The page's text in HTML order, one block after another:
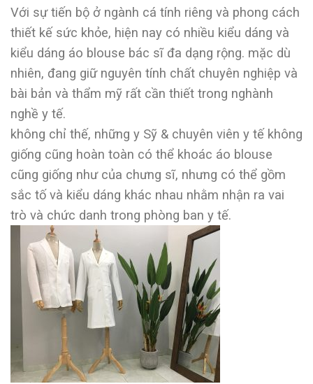
Với sự tiến bộ ở ngành cá tính riêng và phong cách
thiết kế sức khỏe, hiện nay có nhiều kiểu dáng và
kiểu dáng áo blouse bác sĩ đa dạng rộng. mặc dù
nhiên, đang giữ nguyên tính chất chuyên nghiệp và
bài bản và thẩm mỹ rất cần thiết trong nghành
nghề y tế.
không chỉ thế, những y Sỹ & chuyên viên y tế không
giống cũng hoàn toàn có thể khoác áo blouse
cũng giống như của chưng sĩ, nhưng có thể gồm
sắc tố và kiểu dáng khác nhau nhằm nhận ra vai
trò và chức danh trong phòng ban y tế.